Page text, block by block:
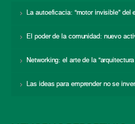
La autoeficacia: “motor invisible” del
El poder de la comunidad: nuevo
Networking: el arte de la
Las ideas para emprender no se